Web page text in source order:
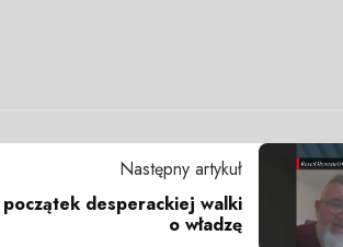
Następny artykuł
desperackiej walki
o władzę